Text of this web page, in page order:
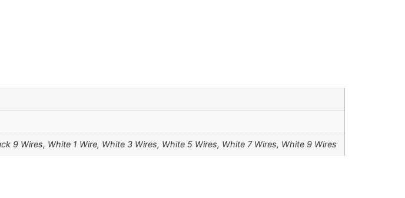
9 Wires, White 1 Wire, White 3 Wires, White 5 Wires, White 7 Wires, White 9 Wires